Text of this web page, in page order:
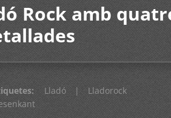
Rock amb
: Lladó |
Lladorock